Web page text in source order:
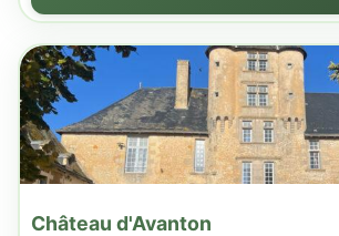
Château d'Avanton